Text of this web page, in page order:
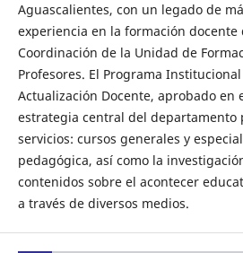
Aguascalientes, con un legado de
experiencia en la formación docente
Coordinación de la Unidad de
Profesores. El Programa
Actualización Docente, aprobado en
estrategia central del departamento
servicios: cursos generales y
pedagógica, así como la
contenidos sobre el acontecer
a través de diversos medios.